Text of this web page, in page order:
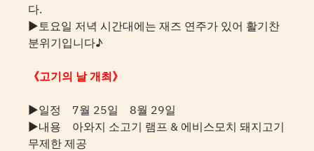
다.
▶토요일 저녁 시간대에는 재즈 연주가 있어 활기찬
분위기입니다♪
《고기의 날 개최》
▶일정 7월 25일 8월 29일
▶내용 아와지 소고기 램프 & 에비스모치 돼지고기
무제한 제공